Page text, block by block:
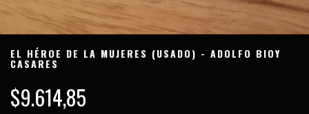
EL HÉROE DE LA MUJERES (USADO) - ADOLFO BIOY
CASARES
$9.614,85